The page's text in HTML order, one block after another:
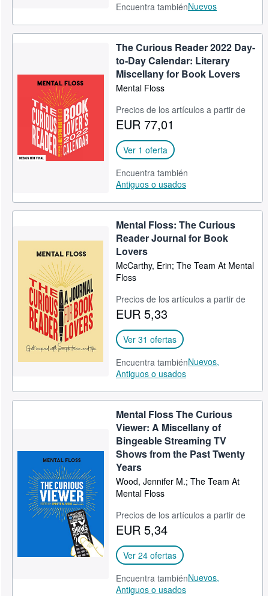
Encuentra tambiénNuevos
The Curious Reader 2022 Day-
to-Day Calendar: Literary
Miscellany for Book Lovers
Mental Floss
Precios de los artículos a partir de
EUR 77,01
Ver 1 oferta
Encuentra también
Antiguos o usados
Mental Floss: The Curious
Reader Journal for Book
Lovers
McCarthy, Erin; The Team At Mental
Floss
Precios de los artículos a partir de
EUR 5,33
Ver 31 ofertas
Encuentra tambiénNuevos,
Antiguos o usados
Mental Floss The Curious
Viewer: A Miscellany of
Bingeable Streaming TV
Shows from the Past Twenty
Years
Wood, Jennifer M.; The Team At
Mental Floss
Precios de los artículos a partir de
EUR 5,34
Ver 24 ofertas
Encuentra tambiénNuevos,
Antiguos o usados